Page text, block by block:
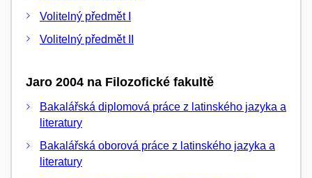
Volitelný předmět I
Volitelný předmět II
Jaro 2004 na Filozofické fakultě
Bakalářská diplomová práce z latinského jazyka a
literatury
Bakalářská oborová práce z latinského jazyka a
literatury